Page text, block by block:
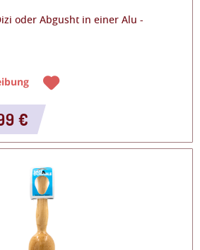
oder Abgusht in einer Alu -
€